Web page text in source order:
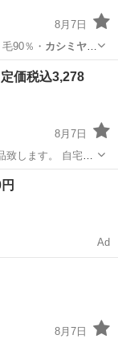
8月7日
90％・ カシミヤ
価税込3,278
8月7日
す。 自宅保
いします^ ^
願いします
Ad
8月7日